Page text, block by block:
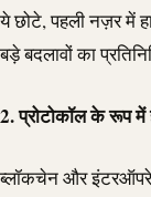
ये छोटे, पहली नज़र में
बड़े बदलावों का
2. प्रोटोकॉल के रूप में
ब्लॉकचेन और